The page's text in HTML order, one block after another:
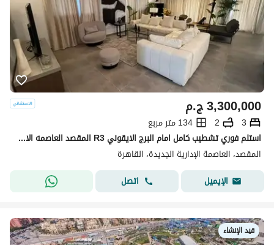
ج.م3,300,000
3
2
134 متر مربع
استلم فوري تشطيب كامل امام البرج الايقوني R3 المقصد العاصمه الاداريه دقايق من مدينتى Al Maqsad in New Capital
المقصد، العاصمة الإدارية الجديدة، القاهرة
الإيميل
اتصل
قيد الإنشاء